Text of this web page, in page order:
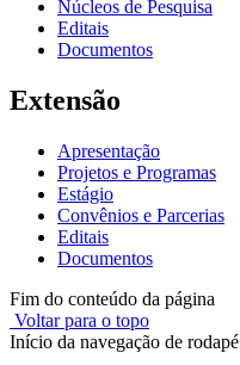
Núcleos de Pesquisa
Editais
Documentos
Extensão
Apresentação
Projetos e Programas
Estágio
Convênios e Parcerias
Editais
Documentos
Fim do conteúdo da página
Voltar para o topo
Início da navegação de rodapé